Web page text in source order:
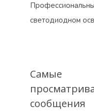
светодиодном
Самые
сообщения